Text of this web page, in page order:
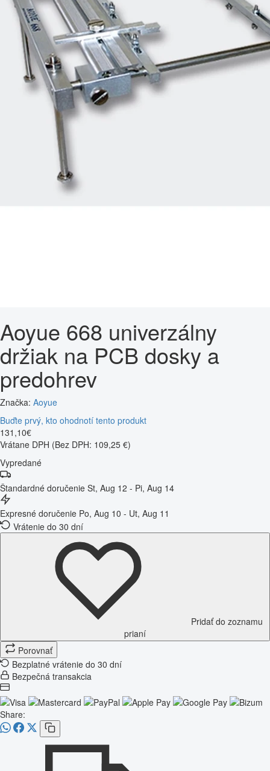
Aoyue 668 univerzálny
držiak na PCB dosky a
predohrev
Značka: Aoyue
Buďte prvý, kto ohodnotí tento produkt
131 ,10€
Vrátane DPH (Bez DPH: 109,25 €)
Vypredané
Štandardné doručenie St, Aug 12 - Pi, Aug 14
Expresné doručenie Po, Aug 10 - Ut, Aug 11
Vrátenie do 30 dní
Pridať do zoznamu
prianí
Porovnať
Bezplatné vrátenie do 30 dní
Bezpečná transakcia
Share: